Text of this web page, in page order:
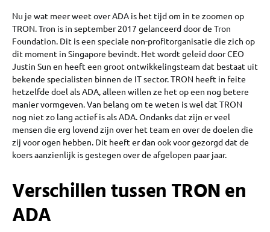
Nu je wat meer weet over ADA is het tijd om in te zoomen op
TRON. Tron is in september 2017 gelanceerd door de Tron
Foundation. Dit is een speciale non-profitorganisatie die zich op
dit moment in Singapore bevindt. Het wordt geleid door CEO
Justin Sun en heeft een groot ontwikkelingsteam dat bestaat uit
bekende specialisten binnen de IT sector. TRON heeft in feite
hetzelfde doel als ADA, alleen willen ze het op een nog betere
manier vormgeven. Van belang om te weten is wel dat TRON
nog niet zo lang actief is als ADA. Ondanks dat zijn er veel
mensen die erg lovend zijn over het team en over de doelen die
zij voor ogen hebben. Dit heeft er dan ook voor gezorgd dat de
koers aanzienlijk is gestegen over de afgelopen paar jaar.
Verschillen tussen TRON en
ADA